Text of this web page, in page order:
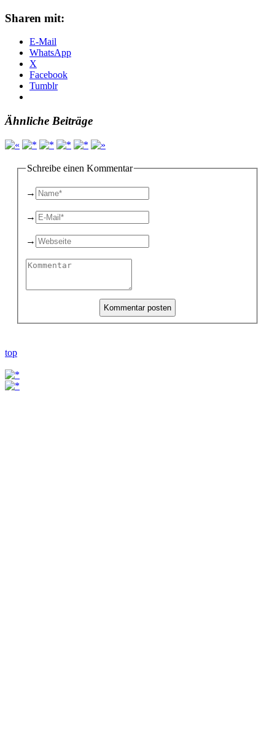
Sharen mit:
E-Mail
WhatsApp
X
Facebook
Tumblr
Ähnliche Beiträge
Schreibe einen Kommentar
→
→
→
top